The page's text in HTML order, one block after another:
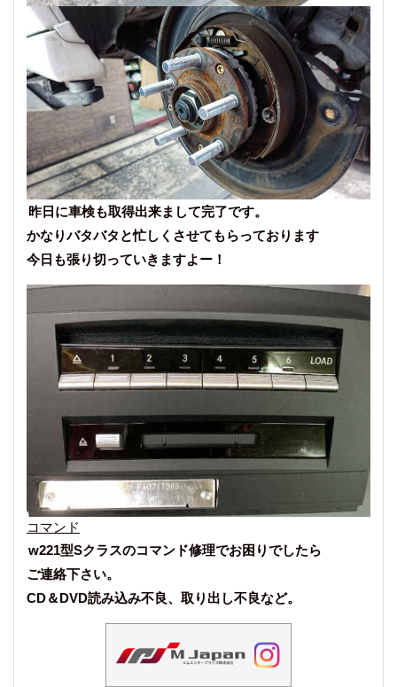
昨日に車検も取得出来まして完了です。
かなりバタバタと忙しくさせてもらっております
今日も張り切っていきますよー！
コマンド
w221型Sクラスのコマンド修理でお困りでしたら
ご連絡下さい。
CD＆DVD読み込み不良、取り出し不良など。